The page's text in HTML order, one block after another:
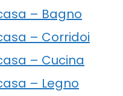
– Bagno
– Corridoi
– Cucina
– Legno